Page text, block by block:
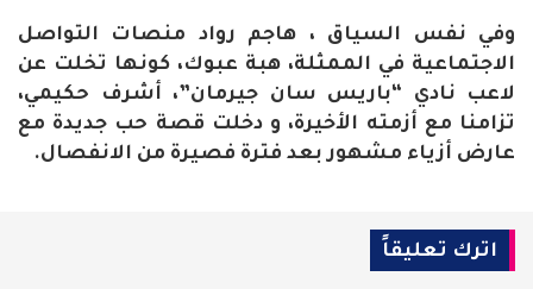
وفي نفس السياق ، هاجم رواد منصات التواصل
الاجتماعية في الممثلة، هبة عبوك، كونها تخلت عن
لاعب نادي “باريس سان جيرمان”، أشرف حكيمي،
تزامنا مع أزمته الأخيرة، و دخلت قصة حب جديدة مع
عارض أزياء مشهور بعد فترة فصيرة من الانفصال.
اترك تعليقاً